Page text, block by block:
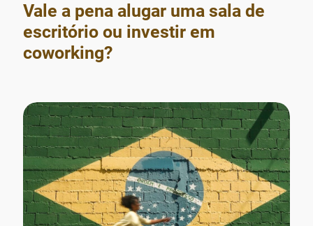
Vale a pena alugar uma sala de
escritório ou investir em
coworking?